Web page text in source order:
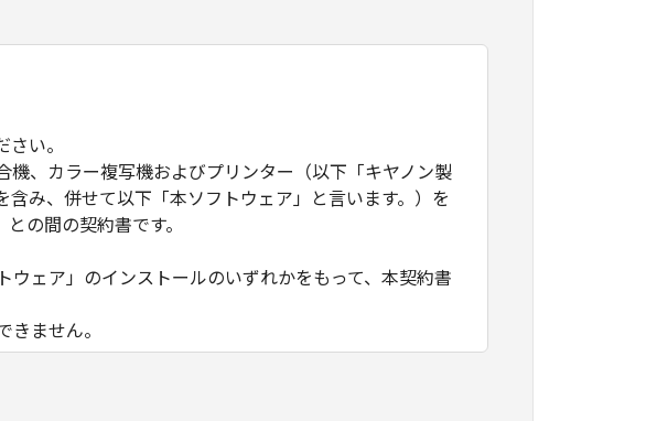
い。
、カラー複写機およびプリンター（以下「キヤノン製
み、併せて以下「本ソフトウェア」と言います。）を
の間の契約書です。
ェア」のインストールのいずれかをもって、本契約書
ません。